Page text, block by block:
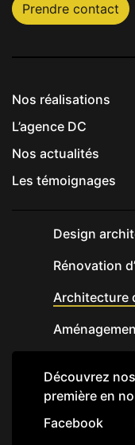
Prendre contact
Nos réalisations
L’agence DC
Nos actualités
Les témoignages
Design
Rénovation
Architecture
Découvrez
première en
Facebook